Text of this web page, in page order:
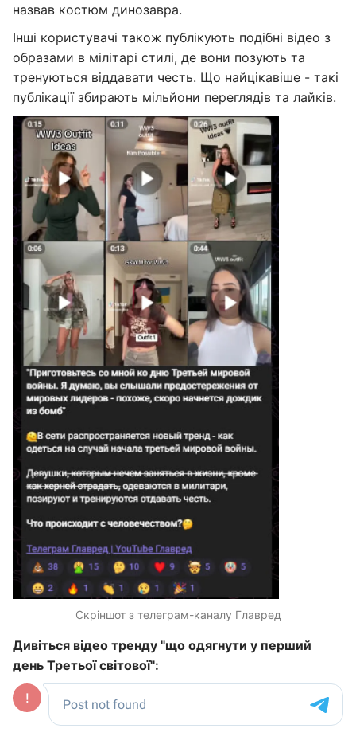
назвав костюм динозавра.
Інші користувачі також публікують подібні відео з
образами в мілітарі стилі, де вони позують та
тренуються віддавати честь. Що найцікавіше - такі
публікації збирають мільйони переглядів та лайків.
Скріншот з телеграм-каналу Главред
Дивіться відео тренду "що одягнути у перший
день Третьої світової":